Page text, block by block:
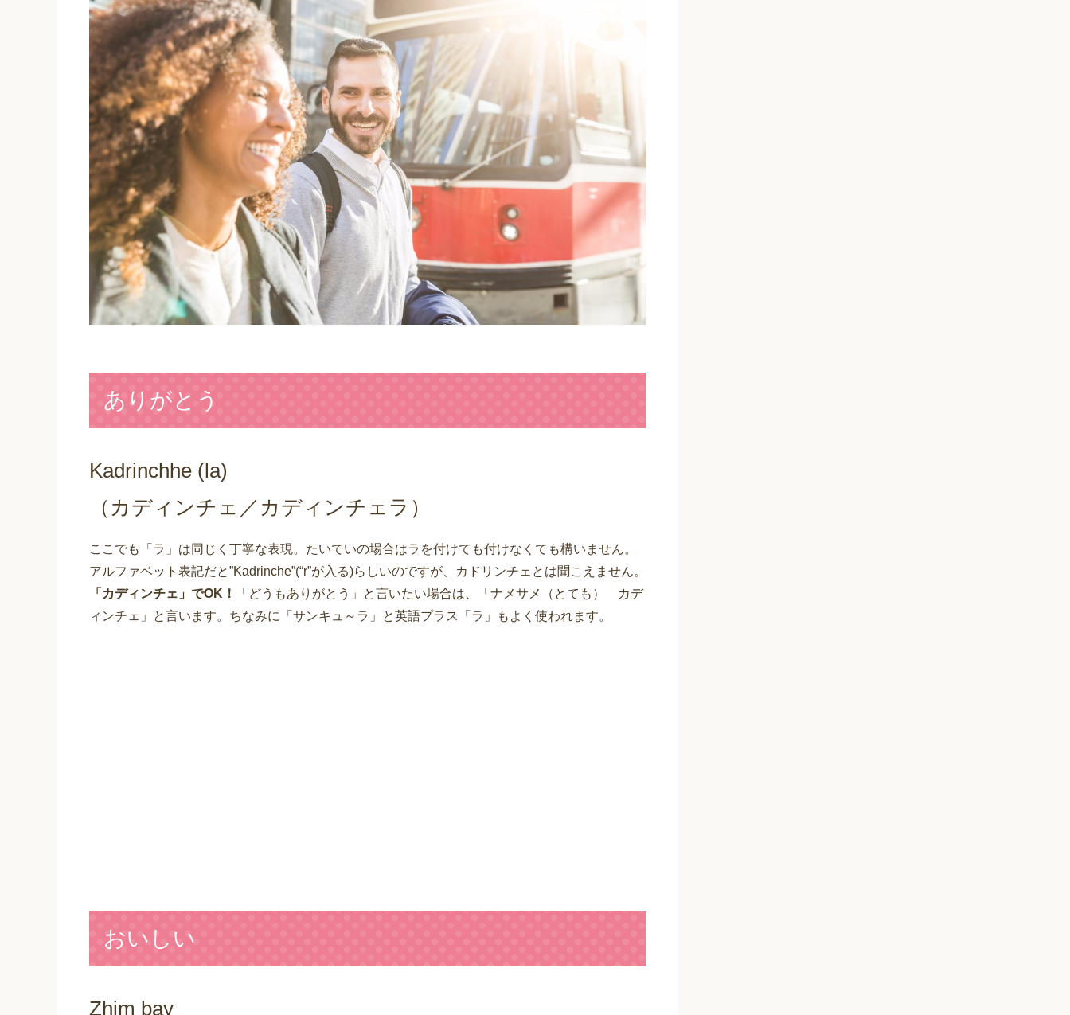
ありがとう
Kadrinchhe (la)
（カディンチェ／カディンチェラ）
ここでも「ラ」は同じく丁寧な表現。たいていの場合はラを付けても付けなくても構いません。
アルファベット表記だと”Kadrinche”(“r”が入る)らしいのですが、カドリンチェとは聞こえません。
「カディンチェ」でOK！
「どうもありがとう」と言いたい場合は、「ナメサメ（とても） カデ
ィンチェ」と言います。ちなみに「サンキュ～ラ」と英語プラス「ラ」もよく使われます。
おいしい
Zhim bay